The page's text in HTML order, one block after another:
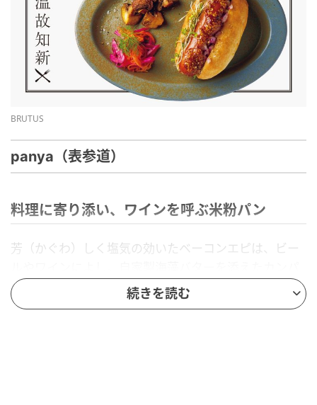
BRUTUS
panya（表参道）
料理に寄り添い、ワインを呼ぶ米粉パン
芳（かぐわ）しく塩気の効いたベーコンエピは、ビー
ーニュも、ワインが止まらなくなる。パンはどちらも
米粉で焼く自家製で、「パン飲み」界に新風を吹き込
続きを読む